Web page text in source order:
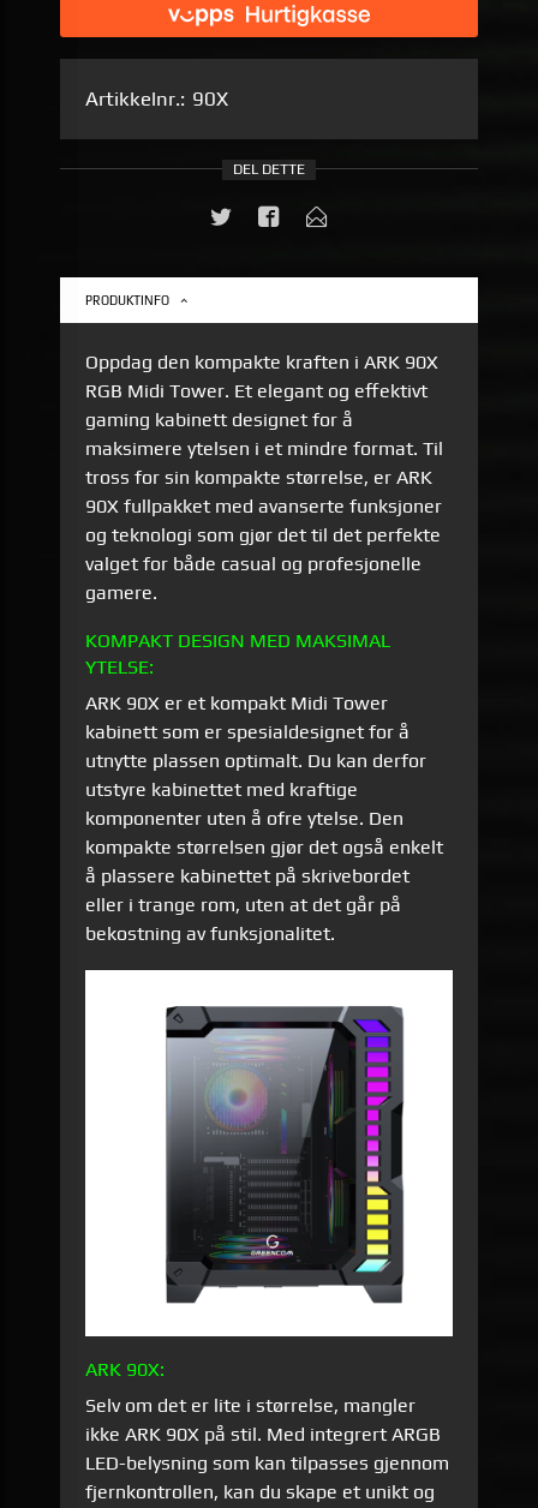
Artikkelnr.: 90X
DEL DETTE
PRODUKTINFO
Oppdag den kompakte kraften i ARK 90X
RGB Midi Tower. Et elegant og effektivt
gaming kabinett designet for å
maksimere ytelsen i et mindre format. Til
tross for sin kompakte størrelse, er ARK
90X fullpakket med avanserte funksjoner
og teknologi som gjør det til det perfekte
valget for både casual og profesjonelle
gamere.
KOMPAKT DESIGN MED MAKSIMAL
YTELSE:
ARK 90X er et kompakt Midi Tower
kabinett som er spesialdesignet for å
utnytte plassen optimalt. Du kan derfor
utstyre kabinettet med kraftige
komponenter uten å ofre ytelse. Den
kompakte størrelsen gjør det også enkelt
å plassere kabinettet på skrivebordet
eller i trange rom, uten at det går på
bekostning av funksjonalitet.
ARK 90X:
Selv om det er lite i størrelse, mangler
ikke ARK 90X på stil. Med integrert ARGB
LED-belysning som kan tilpasses gjennom
fjernkontrollen, kan du skape et unikt og